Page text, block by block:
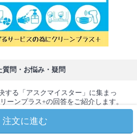
問・お悩み・疑問
する「アスクマイスター」に集まっ
ーンプラス+の回答をご紹介します。
クリーニングをお願いしたら、当日
準備しておくことはありますか？
注文に進む